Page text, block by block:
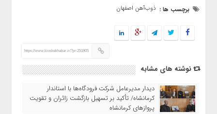
برچسب ها : ذوب‌آهن اصفهان
https://www.kioskekhabar.ir/?p=251905
نوشته های مشابه
دیدار مدیرعامل شرکت فرودگاه‌ها با استاندار
کرمانشاه/ تأکید بر تسهیل بازگشت زائران و تقویت
پروازهای کرمانشاه